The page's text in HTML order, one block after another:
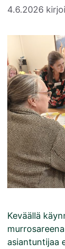
4.6.2026
Keväällä
asiantuntijaa